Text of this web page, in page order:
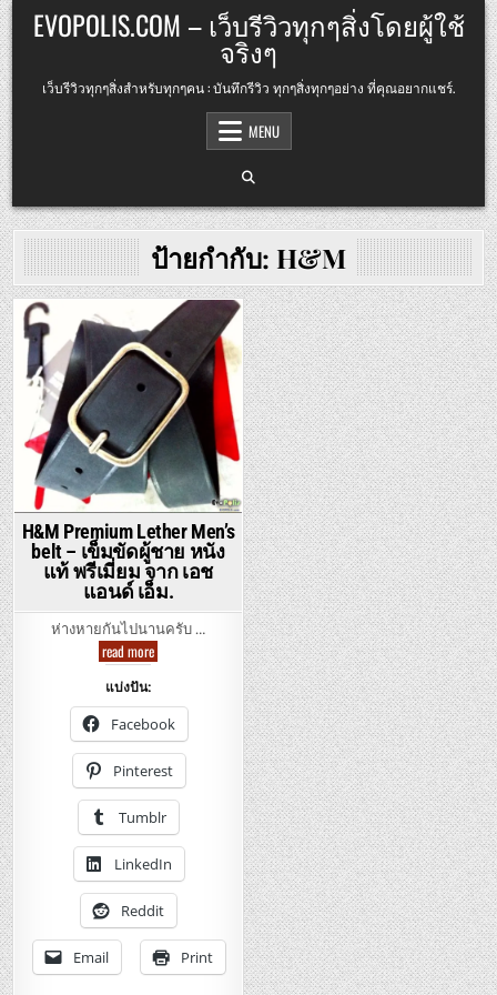
Skip
to
content
EVOPOLIS.COM – เว็บรีวิวทุกๆสิ่งโดยผู้ใช้
จริงๆ
เว็บรีวิวทุกๆสิ่งสำหรับทุกๆคน : บันทึกรีวิว ทุกๆสิ่งทุกๆอย่าง ที่คุณอยากแชร์.
MENU
ป้ายกำกับ: H&M
Posted
in
H&M Premium Lether Men’s
belt – เข็มขัดผู้ชาย หนัง
แท้ พรีเมี่ยม จาก เอช
แอนด์ เอ็ม.
ห่างหายกันไปนานครับ …
read moreH&M
Premium
belt
–
เข็มขัด
ผู้ชาย
หนัง
แท้
พรี
เมี่
ยม
จาก
เอช
แอนด์
เอ็ม.
แบ่งปัน:
Facebook
Pinterest
Tumblr
LinkedIn
Reddit
Email Print